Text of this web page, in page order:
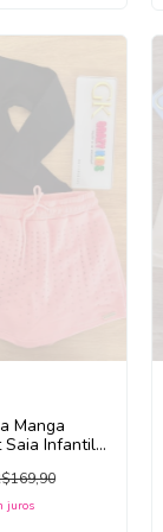
Manga
Saia Infantil
3261057
juros